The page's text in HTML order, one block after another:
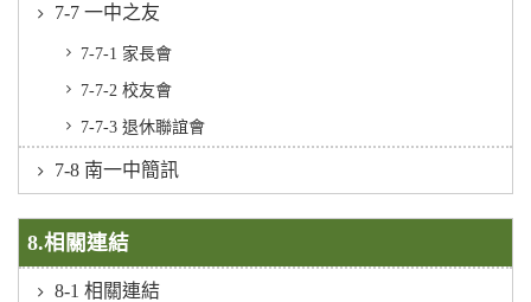
7-7 一中之友
7-7-1 家長會
7-7-2 校友會
7-7-3 退休聯誼會
7-8 南一中簡訊
8.相關連結
8-1 相關連結